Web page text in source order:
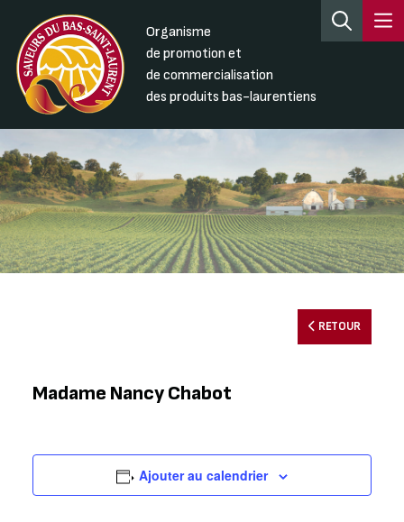
Organisme
de promotion et
de commercialisation
des produits bas-laurentiens
RETOUR
Madame Nancy Chabot
Ajouter au calendrier